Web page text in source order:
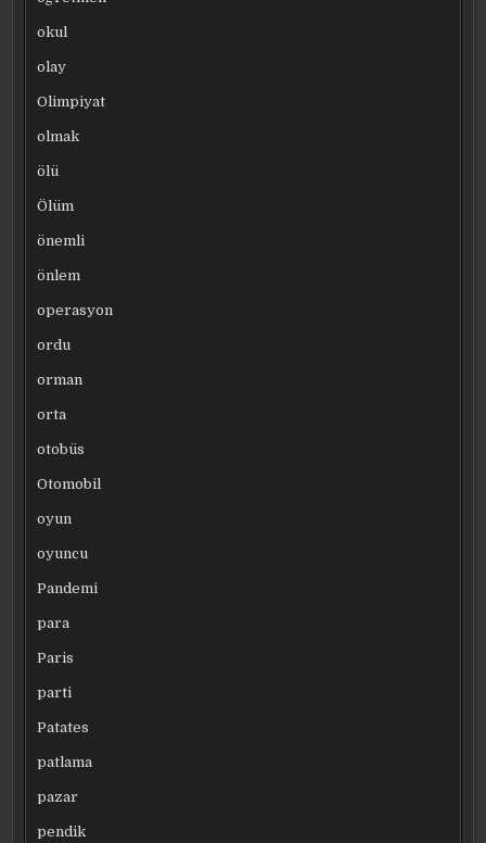
okul
olay
Olimpiyat
olmak
ölü
Ölüm
önemli
önlem
operasyon
ordu
orman
orta
otobüs
Otomobil
oyun
oyuncu
Pandemi
para
Paris
parti
Patates
patlama
pazar
pendik